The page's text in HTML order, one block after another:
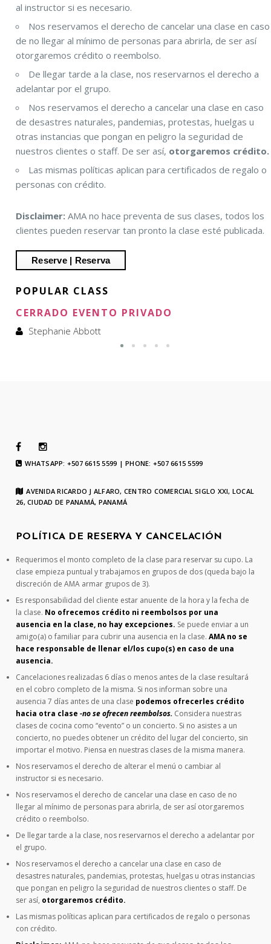
al instructor si es necesario.
Nos reservamos el derecho de cancelar una clase en caso
de no llegar al mínimo de personas para abrirla, de ser así
otorgaremos crédito o reembolso.
De llegar tarde a la clase, nos reservarnos el derecho a
adelantar por el grupo.
Nos reservamos el derecho a cancelar una clase en caso
de desastres naturales, pandemias, protestas, huelgas u
otras instancias que pongan en peligro la seguridad de
nuestros clientes o staff. De ser así, otorgaremos crédito.
Las mismas políticas aplican para certificados de regalo o
personas con crédito.
Disclaimer: AMA no hace preventa de sus clases, todos los
clientes pueden reservar tan pronto la clase esté publicada.
POPULAR CLASS
CERRADO EVENTO PRIVADO
Stephanie Abbott
WHATSAPP: +507 6615 5599 | PHONE: +507 6615 5599
AVENIDA RICARDO J ALFARO, CENTRO COMERCIAL SIGLO XXI, LOCAL
26, CIUDAD DE PANAMÁ, PANAMÁ
POLÍTICA DE RESERVA Y CANCELACIÓN
Requerimos el monto completo de la clase para reservar su cupo. La
clase empieza puntual y trabajamos en grupos de dos (queda bajo la
discreción de AMA armar grupos de 3).
Es responsabilidad del cliente estar anuente de la hora y la fecha de
la clase. No ofrecemos crédito ni reembolsos por una
ausencia en la clase, no hay excepciones. Se puede enviar a un
amigo(a) o familiar para cubrir una ausencia en la clase.AMA no se
hace responsable de llenar el/los cupo(s) en caso de una
ausencia.
Cancelaciones realizadas 6 días o menos antes de la clase resultará
en el cobro completo de la misma. Si nos informan sobre una
ausencia 7 días antes de una clase podemos ofrecerles crédito
hacia otra clase-no se ofrecen reembolsos. Considera nuestras
clases de cocina como “evento” o un concierto. Si no asistes a un
concierto, no puedes obtener un crédito del lugar del concierto, sin
importar el motivo. Piensa en nuestras clases de la misma manera.
Nos reservamos el derecho de alterar el menú o cambiar al
instructor si es necesario.
Nos reservamos el derecho de cancelar una clase en caso de no
llegar al mínimo de personas para abrirla, de ser así otorgaremos
crédito o reembolso.
De llegar tarde a la clase, nos reservarnos el derecho a adelantar por
el grupo.
Nos reservamos el derecho a cancelar una clase en caso de
desastres naturales, pandemias, protestas, huelgas u otras instancias
que pongan en peligro la seguridad de nuestros clientes o staff. De
ser así, otorgaremos crédito.
Las mismas políticas aplican para certificados de regalo o personas
con crédito.